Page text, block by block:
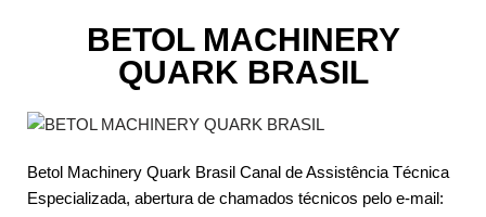
BETOL MACHINERY
QUARK BRASIL
Betol Machinery Quark Brasil Canal de Assistência Técnica
Especializada, abertura de chamados técnicos pelo e-mail: